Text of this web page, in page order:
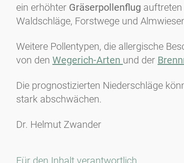
ein erhöhter Gräserpollenflug
Waldschläge, Forstwege und
Weitere Pollentypen, die allergische
von den Wegerich-Arten und der
Die prognostizierten Niederschläge
stark abschwächen.
Dr. Helmut Zwander
Für den Inhalt verantwortlich